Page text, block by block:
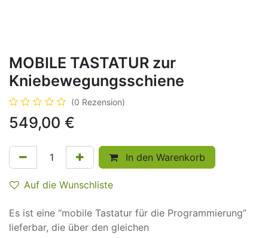
MOBILE TASTATUR zur
Kniebewegungsschiene
(0 Rezension)
549,00 €
In den Warenkorb
Auf die Wunschliste
Es ist eine “mobile Tastatur für die Programmierung”
lieferbar, die über den gleichen